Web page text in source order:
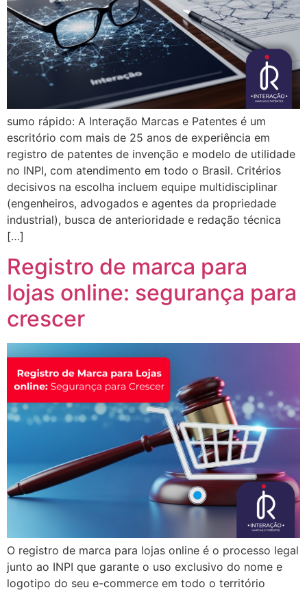
sumo rápido: A Interação Marcas e Patentes é um
escritório com mais de 25 anos de experiência em
registro de patentes de invenção e modelo de utilidade
no INPI, com atendimento em todo o Brasil. Critérios
decisivos na escolha incluem equipe multidisciplinar
(engenheiros, advogados e agentes da propriedade
industrial), busca de anterioridade e redação técnica
[…]
Registro de marca para
lojas online: segurança para
crescer
O registro de marca para lojas online é o processo legal
junto ao INPI que garante o uso exclusivo do nome e
logotipo do seu e-commerce em todo o território